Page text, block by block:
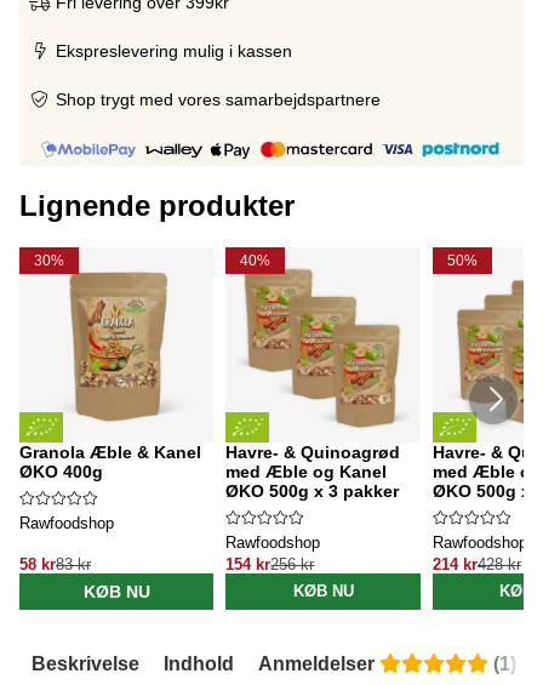
Ekspreslevering mulig i kassen
Shop trygt med vores samarbejdspartnere
Lignende produkter
30%
Granola Æble & Kanel
ØKO 400g
Rawfoodshop
58 kr83 kr
KØB NU
40%
Havre- & Quinoagrød
med Æble og Kanel
ØKO 500g x 3 pakker
Rawfoodshop
154 kr256 kr
KØB NU
50%
Havre- &
med Æble
ØKO 500g x
Rawfoodshop
214 kr428 kr
KØB
Beskrivelse Indhold Anmeldelser (1)